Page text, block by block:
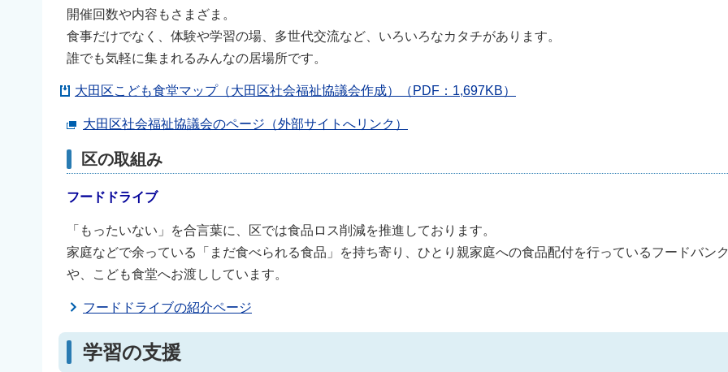
開催回数や内容もさまざま。
食事だけでなく、体験や学習の場、多世代交流など、いろいろなカタチがあります。
誰でも気軽に集まれるみんなの居場所です。
大田区こども食堂マップ（大田区社会福祉協議会作成）（PDF：1,697KB）
大田区社会福祉協議会のページ（外部サイトへリンク）
区の取組み
フードドライブ
「もったいない」を合言葉に、区では食品ロス削減を推進しております。
家庭などで余っている「まだ食べられる食品」を持ち寄り、ひとり親家庭への食品配付を行っているフードバン
や、こども食堂へお渡ししています。
フードドライブの紹介ページ
学習の支援